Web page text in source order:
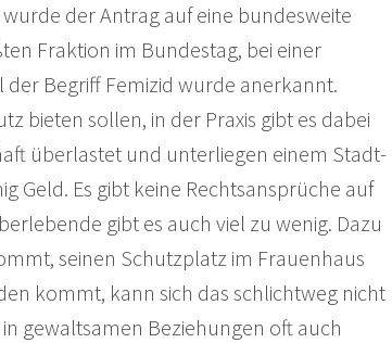
der Antrag auf eine bundesweite
Fraktion im Bundestag, bei einer
Begriff Femizid wurde anerkannt.
bieten sollen, in der Praxis gibt es dabei
überlastet und unterliegen einem Stadt-
Geld. Es gibt keine Rechtsansprüche auf
gibt es auch viel zu wenig. Dazu
seinen Schutzplatz im Frauenhaus
kommt, kann sich das schlichtweg nicht
gewaltsamen Beziehungen oft auch